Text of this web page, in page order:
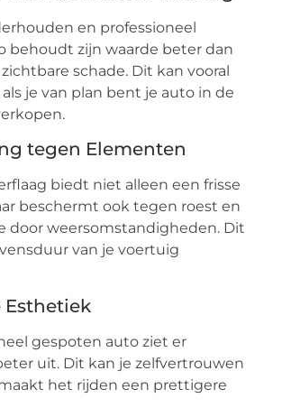
en professioneel
behoudt zijn waarde beter dan
schade. Dit kan vooral
je van plan bent je auto in de
tegen Elementen
biedt niet alleen een frisse
beschermt ook tegen roest en
door weersomstandigheden. Dit
van je voertuig
Esthetiek
gespoten auto ziet er
uit. Dit kan je zelfvertrouwen
het rijden een prettigere